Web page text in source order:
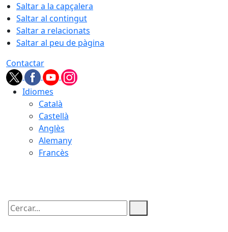
Saltar a la capçalera
Saltar al contingut
Saltar a relacionats
Saltar al peu de pàgina
Contactar
Idiomes
Català
Castellà
Anglès
Alemany
Francès
Cercar: